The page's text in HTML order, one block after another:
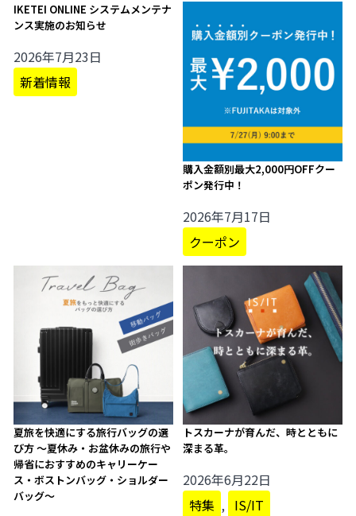
IKETEI ONLINE システムメンテナ
ンス実施のお知らせ
2026年7月23日
新着情報
購入金額別最大2,000円OFFクー
ポン発行中！
2026年7月17日
クーポン
夏旅を快適にする旅行バッグの選
び方 ～夏休み・お盆休みの旅行や
帰省におすすめのキャリーケー
ス・ボストンバッグ・ショルダー
バッグ～
トスカーナが育んだ、時とともに
深まる革。
2026年6月22日
特集 , IS/IT